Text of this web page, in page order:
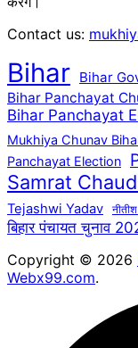
Contact us:
Bihar Bihar
Bihar Panchayat
Bihar Panchayat
Mukhiya Chunav
Panchayat Election
Samrat
Tejashwi Yadav
बिहार पंचायत चुनाव
Copyright © 2026
Webx99.com.